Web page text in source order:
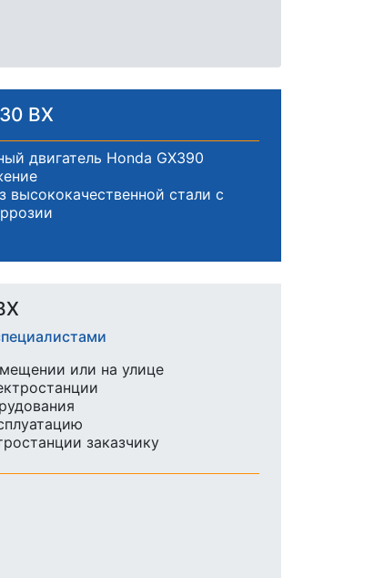
ВX
двигатель Honda GX390
высококачественной стали с
или на улице
заказчику